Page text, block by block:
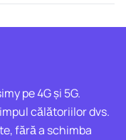
pe 4G și 5G.
călătoriilor dvs.
fără a schimba